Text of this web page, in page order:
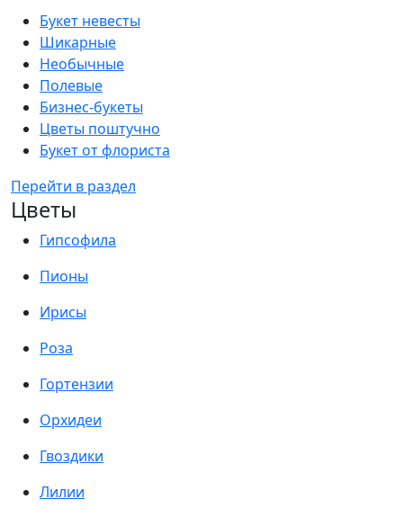
Букет невесты
Шикарные
Необычные
Полевые
Бизнес-букеты
Цветы поштучно
Букет от флориста
Перейти в раздел
Цветы
Гипсофила
Пионы
Ирисы
Роза
Гортензии
Орхидеи
Гвоздики
Лилии